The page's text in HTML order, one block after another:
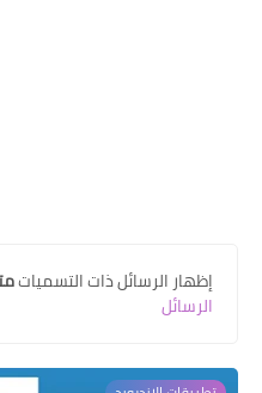
‏إظهار الرسائل ذات التسميات
الرسائل